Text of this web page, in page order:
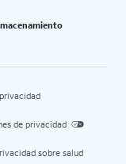
de privacidad
sobre salud